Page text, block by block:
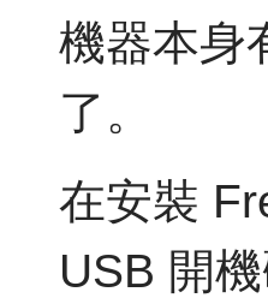
機器本身
了。
在安裝
USB 開